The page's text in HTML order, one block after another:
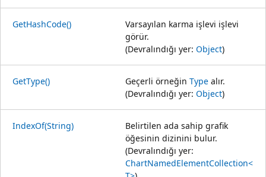
GetHashCode()
Varsayılan karma işlevi işlevi
görür.
(Devralındığı yer: Object)
GetType() Geçerli örneğin Type alır.
(Devralındığı yer: Object)
IndexOf(String)
Belirtilen ada sahip grafik
öğesinin dizinini bulur.
(Devralındığı yer:
ChartNamedElementCollection<